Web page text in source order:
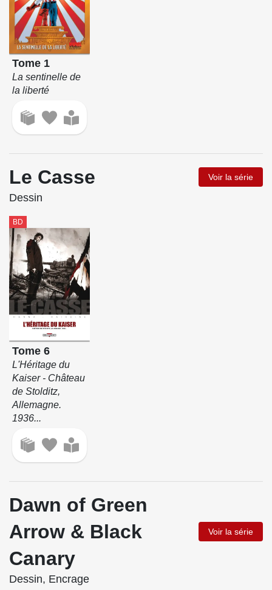
Tome 1
La sentinelle de
la liberté
Le Casse Voir la série
Dessin
BD
Tome 6
L'Héritage du
Kaiser - Château
de Stolditz,
Allemagne.
1936...
Dawn of Green
Arrow & Black
Canary
Voir la série
Dessin, Encrage